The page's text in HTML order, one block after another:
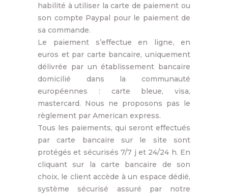
habilité à utiliser la carte de paiement ou
son compte Paypal pour le paiement de
sa commande.
Le paiement s’effectue en ligne, en
euros et par carte bancaire, uniquement
délivrée par un établissement bancaire
domicilié dans la communauté
européennes : carte bleue, visa,
mastercard. Nous ne proposons pas le
règlement par American express.
Tous les paiements, qui seront effectués
par carte bancaire sur le site sont
protégés et sécurisés 7/7 j et 24/24 h. En
cliquant sur la carte bancaire de son
choix, le client accède à un espace dédié,
système sécurisé assuré par notre